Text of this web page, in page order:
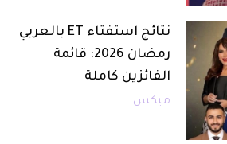
نتائج استفتاء ET بالعربي
رمضان 2026: قائمة
الفائزين كاملة
ميكس